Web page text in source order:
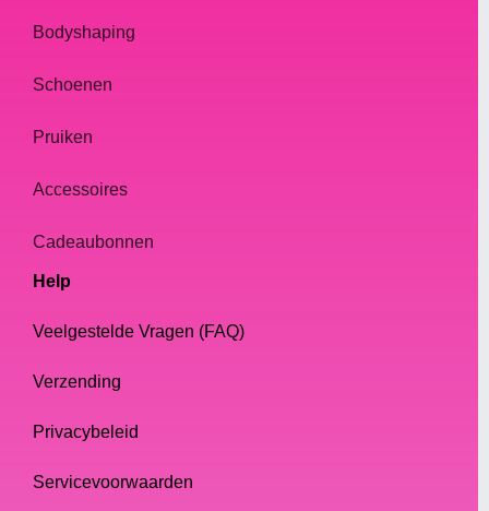
Bodyshaping
Schoenen
Pruiken
Accessoires
Cadeaubonnen
Help
Veelgestelde Vragen (FAQ)
Verzending
Privacybeleid
Servicevoorwaarden